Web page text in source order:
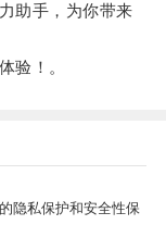
助手，为你带来
验！。
隐私保护和安全性保